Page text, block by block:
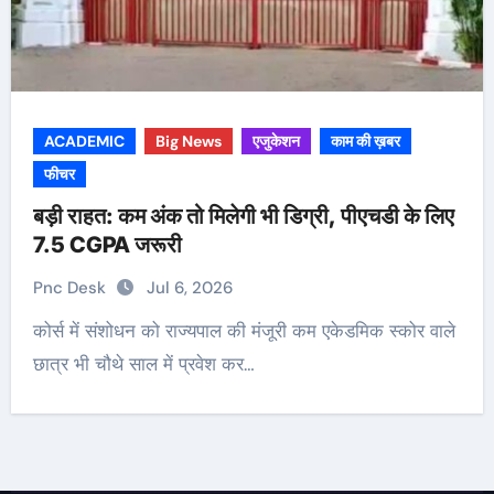
ACADEMIC Big News एजुकेशन
काम की ख़बर
फीचर
बड़ी राहत: कम अंक तो मिलेगी भी डिग्री, पीएचडी के लिए
7.5 CGPA जरूरी
Pnc Desk Jul 6, 2026
कोर्स में संशोधन को राज्यपाल की मंजूरी कम एकेडमिक स्कोर वाले
छात्र भी चौथे साल में प्रवेश कर…